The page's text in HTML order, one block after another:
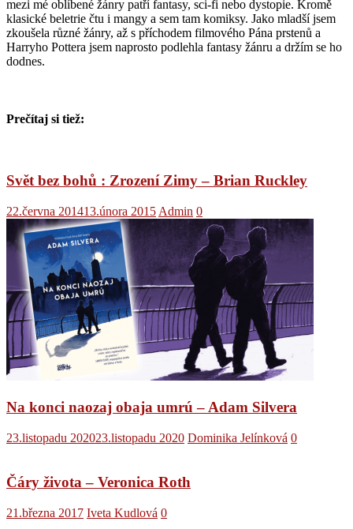
mezi mé oblíbené žánry patří fantasy, sci-fi nebo dystopie. Kromě
klasické beletrie čtu i mangy a sem tam komiksy. Jako mladší jsem
zkoušela různé žánry, až s příchodem filmového Pána prstenů a
Harryho Pottera jsem naprosto podlehla fantasy žánru a držím se ho
dodnes.
Prečítaj si tiež:
Svět bez bohů : Zrození Zimy – Brian Ruckley
22.června 201413.února 2015 Admin 0
Na konci naozaj obaja umrú – Adam Silvera
23.listopadu 202023.listopadu 2020 Dominika Jelínková 0
Čáry života – Veronica Roth
21.března 2017 Iveta Kudlová 0